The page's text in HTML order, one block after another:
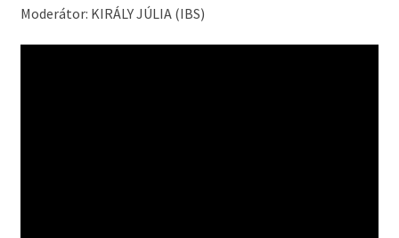
Moderátor: KIRÁLY JÚLIA (IBS)